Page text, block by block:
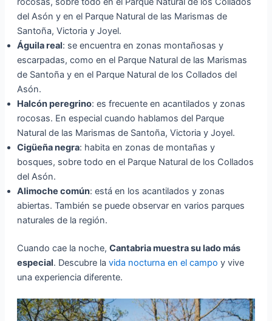
del Asón y en el Parque Natural de las Marismas de
Santoña, Victoria y Joyel.
Águila real: se encuentra en zonas montañosas y
escarpadas, como en el Parque Natural de las Marismas
de Santoña y en el Parque Natural de los Collados del
Asón.
Halcón peregrino: es frecuente en acantilados y zonas
rocosas. En especial cuando hablamos del Parque
Natural de las Marismas de Santoña, Victoria y Joyel.
Cigüeña negra: habita en zonas de montañas y
bosques, sobre todo en el Parque Natural de los Collados
del Asón.
Alimoche común: está en los acantilados y zonas
abiertas. También se puede observar en varios parques
naturales de la región.
Cuando cae la noche, Cantabria muestra su lado más
especial. Descubre la vida nocturna en el campo y vive
una experiencia diferente.